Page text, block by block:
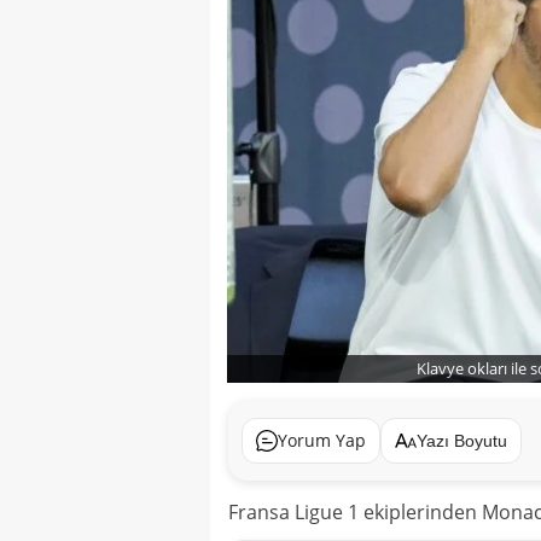
Klavye okları ile
Yorum Yap Yazı Boyutu
Fransa Ligue 1 ekiplerinden